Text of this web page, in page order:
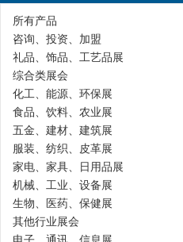
所有产品
咨询、投资、加盟
礼品、饰品、工艺品展
综合类展会
化工、能源、环保展
食品、饮料、农业展
五金、建材、建筑展
服装、纺织、皮革展
家电、家具、日用品展
机械、工业、设备展
生物、医药、保健展
其他行业展会